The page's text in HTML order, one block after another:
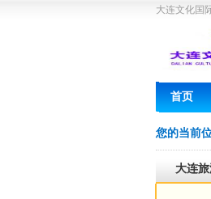
大连文化国
首页
您的当前
大连